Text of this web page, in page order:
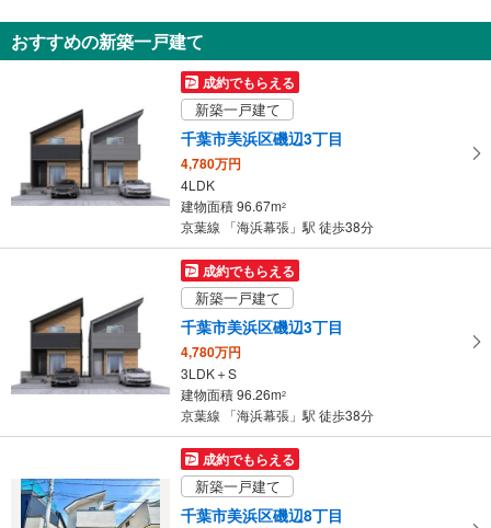
知
を
条
に
存
る
おすすめの新築一戸建て
成約でもらえる
新築一戸建て
千葉市美浜区磯辺3丁目
4,780万円
4LDK
建物面積 96.67m2
京葉線 「海浜幕張」駅 徒歩38分
成約でもらえる
新築一戸建て
千葉市美浜区磯辺3丁目
4,780万円
3LDK＋S
建物面積 96.26m2
京葉線 「海浜幕張」駅 徒歩38分
成約でもらえる
新築一戸建て
千葉市美浜区磯辺8丁目